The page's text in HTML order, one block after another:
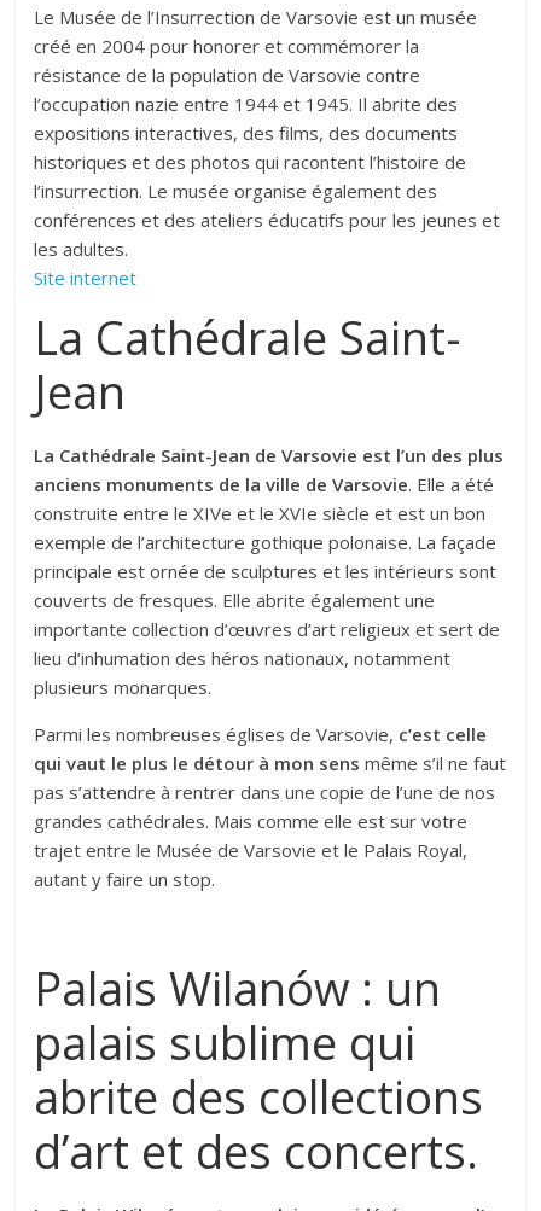
Le Musée de l’Insurrection de Varsovie est un musée
créé en 2004 pour honorer et commémorer la
résistance de la population de Varsovie contre
l’occupation nazie entre 1944 et 1945. Il abrite des
expositions interactives, des films, des documents
historiques et des photos qui racontent l’histoire de
l’insurrection. Le musée organise également des
conférences et des ateliers éducatifs pour les jeunes et
les adultes.
Site internet
La Cathédrale Saint-
Jean
La Cathédrale Saint-Jean de Varsovie est l’un des plus
anciens monuments de la ville de Varsovie. Elle a été
construite entre le XIVe et le XVIe siècle et est un bon
exemple de l’architecture gothique polonaise. La façade
principale est ornée de sculptures et les intérieurs sont
couverts de fresques. Elle abrite également une
importante collection d’œuvres d’art religieux et sert de
lieu d’inhumation des héros nationaux, notamment
plusieurs monarques.
Parmi les nombreuses églises de Varsovie, c’est celle
qui vaut le plus le détour à mon sens même s’il ne faut
pas s’attendre à rentrer dans une copie de l’une de nos
grandes cathédrales. Mais comme elle est sur votre
trajet entre le Musée de Varsovie et le Palais Royal,
autant y faire un stop.
Palais Wilanów : un
palais sublime qui
abrite des collections
d’art et des concerts.